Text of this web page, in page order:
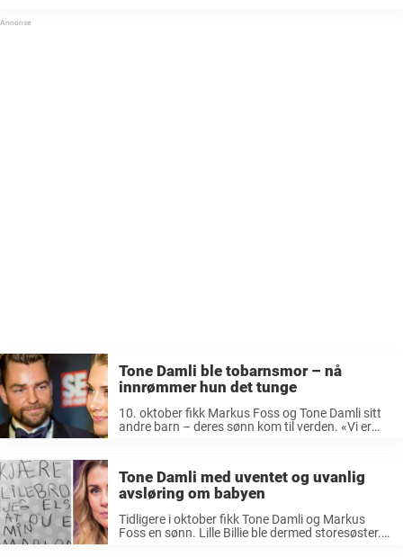
Tone Damli ble tobarnsmor – nå
innrømmer hun det tunge
10. oktober fikk Markus Foss og Tone Damli sitt
andre barn – deres sønn kom til verden. «Vi er
Tone Damli med uventet og uvanlig
avsløring om babyen
Tidligere i oktober fikk Tone Damli og Markus
Foss en sønn. Lille Billie ble dermed storesøster.